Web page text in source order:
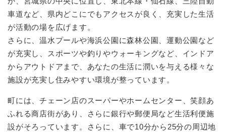
車道など、県内どこにでもアクセスが良く、充実した生活
が活動の場を広げます。
さらに、温水プールや海浜公園に森林公園、運動公園など
が充実し、スポーツや釣りやウォーキングなど、インドア
からアウトドアまで、あなたの生活に潤いを与える様々な
施設が充実し住みやすい環境が整っています。
町には、チェーン店のスーパーやホームセンター、笑顔あ
ふれる商店街があり、さらに銀行や郵便局など生活利便施
設がそろっています。さらに、車で10分から25分の周辺地